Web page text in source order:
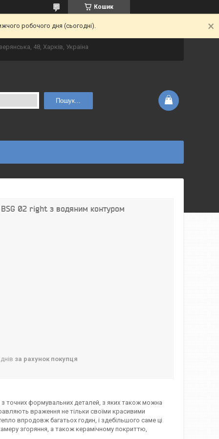
Кошик
робочого дня (сьогодні).
48, Харків, Україна
Пошук...
02 right з водяним контуром
за рахунок покупця
з точних формувальних деталей, з яких також можна
враження не тільки своїми красивими
впродовж багатьох годин, і здебільшого саме ці
згоряння, а також керамічному покриттю,